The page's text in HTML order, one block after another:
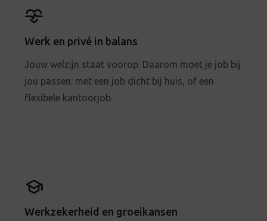
Werk en privé in balans
Jouw welzijn staat voorop. Daarom moet je job bij
jou passen: met een job dicht bij huis, of een
flexibele kantoorjob.
Werkzekerheid en groeikansen